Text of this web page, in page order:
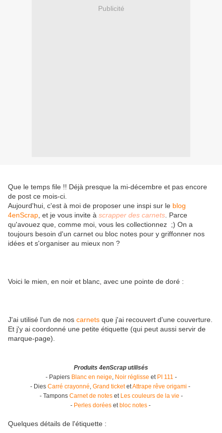
Publicité
Que le temps file !! Déjà presque la mi-décembre et pas encore
de post ce mois-ci.
Aujourd'hui, c'est à moi de proposer une inspi sur le blog
4enScrap , et je vous invite à scrapper des carnets . Parce
qu'avouez que, comme moi, vous les collectionnez ;) On a
toujours besoin d'un carnet ou bloc notes pour y griffonner nos
idées et s'organiser au mieux non ?
Voici le mien, en noir et blanc, avec une pointe de doré :
J'ai utilisé l'un de nos carnets que j'ai recouvert d'une couverture.
Et j'y ai coordonné une petite étiquette (qui peut aussi servir de
marque-page).
Produits 4enScrap utilisés
- Papiers Blanc en neige, Noir réglisse et PI 111 -
- Dies Carré crayonné, Grand ticketetAttrape rêve origami -
- Tampons Carnet de noteset Les couleurs de la vie -
- Perles doréeset bloc notes-
Quelques détails de l'étiquette :